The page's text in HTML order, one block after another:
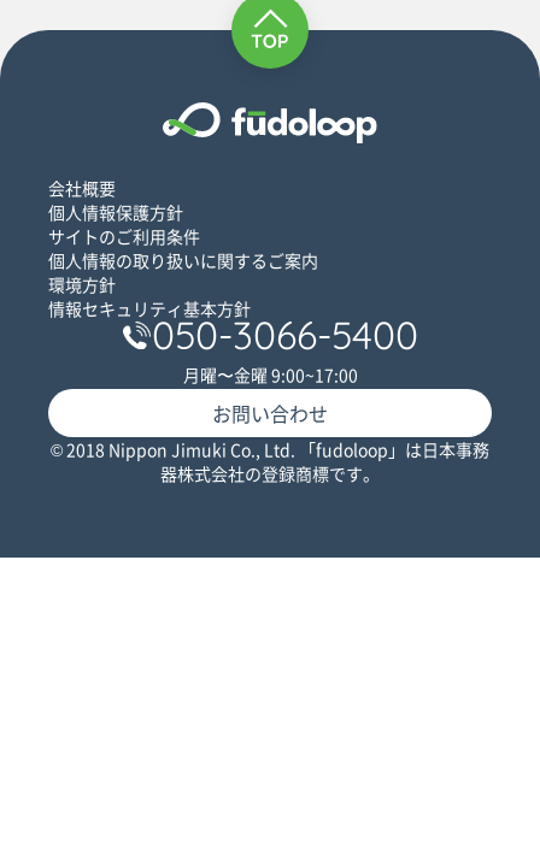
会社概要
個人情報保護方針
サイトのご利用条件
個人情報の取り扱いに関するご案内
環境方針
情報セキュリティ基本方針
050-3066-5400
月曜〜金曜 9:00~17:00
お問い合わせ
© 2018 Nippon Jimuki Co., Ltd. 「fudoloop」は日本事務
器株式会社の登録商標です。